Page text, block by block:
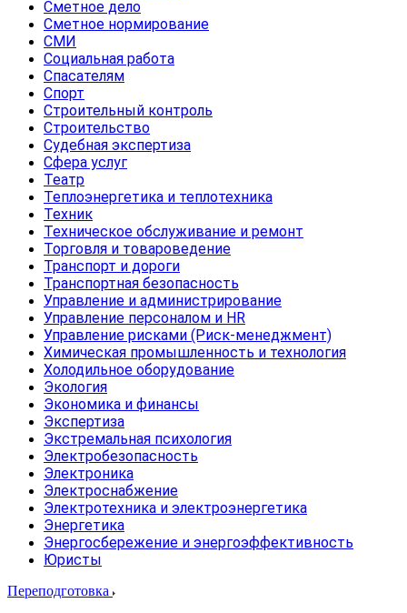
Сметное дело
Сметное нормирование
СМИ
Социальная работа
Спасателям
Спорт
Строительный контроль
Строительство
Судебная экспертиза
Сфера услуг
Театр
Теплоэнергетика и теплотехника
Техник
Техническое обслуживание и ремонт
Торговля и товароведение
Транспорт и дороги
Транспортная безопасность
Управление и администрирование
Управление персоналом и HR
Управление рисками (Риск-менеджмент)
Химическая промышленность и технология
Холодильное оборудование
Экология
Экономика и финансы
Экспертиза
Экстремальная психология
Электробезопасность
Электроника
Электроснабжение
Электротехника и электроэнергетика
Энергетика
Энергосбережение и энергоэффективность
Юристы
Переподготовка